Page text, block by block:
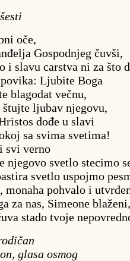
oče,
Gospodnjeg čuvši,
i slavu carstva ni za što
Ljubite Boga
blagodat večnu,
štujte ljubav njegovu,
dođe u slavi
sa svima svetima!
svi verno
njegovo svetlo stecimo
svetlo uspojmo
monaha pohvalo i
za nas, Simeone blaženi,
stado tvoje
glasa osmog